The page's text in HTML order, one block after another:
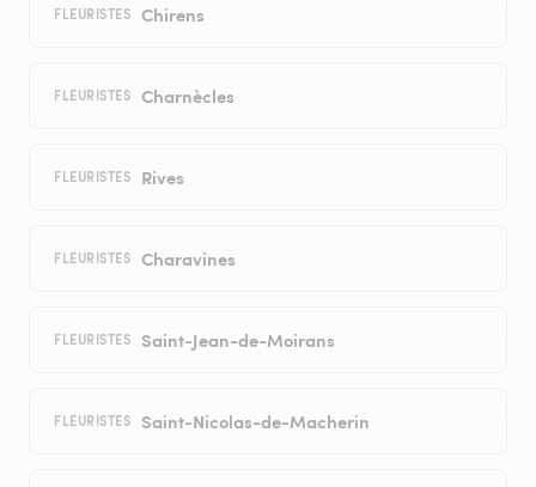
FLEURISTES Chirens
FLEURISTES Charnècles
FLEURISTES Rives
FLEURISTES Charavines
FLEURISTES Saint-Jean-de-Moirans
FLEURISTES Saint-Nicolas-de-Macherin